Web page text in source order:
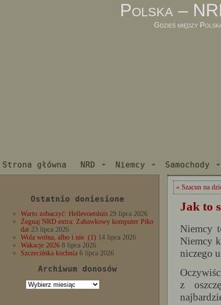
Polska –
Gdzieś między
Strona główna NRD Niemcy Samochody
Ostatnio doniesione
Warto zobaczyć: Hellevoetsluis 29 lipca 2026
Żegnaj NRD extra: Zabawkowy komputer Piko
dat 23 lipca 2026
Wola wolna, albo i nie. (1) 14 lipca 2026
Wakacje 2026 8 lipca 2026
Szczecińska kuchnia 6 lipca 2026
Archiwum donosów
Archiwum
« Szacun na
Jak to
Niemcy
Niemcy
niczego
z